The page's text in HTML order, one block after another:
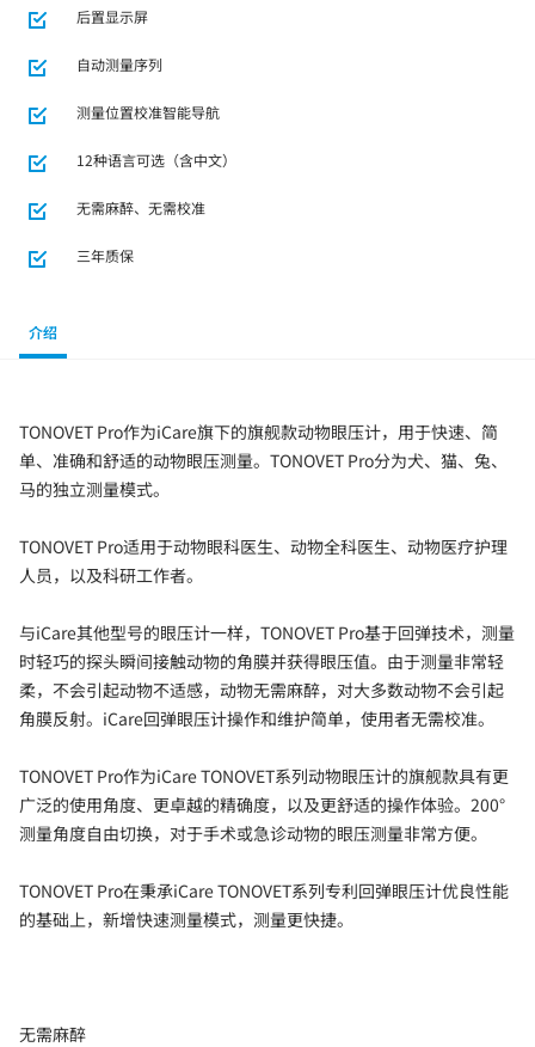
后置显示屏
自动测量序列
测量位置校准智能导航
12种语言可选（含中文）
无需麻醉、无需校准
三年质保
介绍
TONOVET Pro作为iCare旗下的旗舰款动物眼压计，用于快速、简
单、准确和舒适的动物眼压测量。TONOVET Pro分为犬、猫、兔、
马的独立测量模式。
TONOVET Pro适用于动物眼科医生、动物全科医生、动物医疗护理
人员，以及科研工作者。
与iCare其他型号的眼压计一样，TONOVET Pro基于回弹技术，测量
时轻巧的探头瞬间接触动物的角膜并获得眼压值。由于测量非常轻
柔，不会引起动物不适感，动物无需麻醉，对大多数动物不会引起
角膜反射。iCare回弹眼压计操作和维护简单，使用者无需校准。
TONOVET Pro作为iCare TONOVET系列动物眼压计的旗舰款具有更
广泛的使用角度、更卓越的精确度，以及更舒适的操作体验。200°
测量角度自由切换，对于手术或急诊动物的眼压测量非常方便。
TONOVET Pro在秉承iCare TONOVET系列专利回弹眼压计优良性能
的基础上，新增快速测量模式，测量更快捷。
无需麻醉